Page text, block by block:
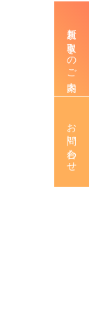
新規お取引きのご案内
お問い合わせ